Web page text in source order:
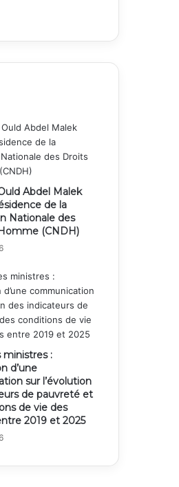
Abdel Malek
de la
Nationale des
(CNDH)
ministres :
d’une
sur l’évolution
de pauvreté et
de vie des
2019 et 2025